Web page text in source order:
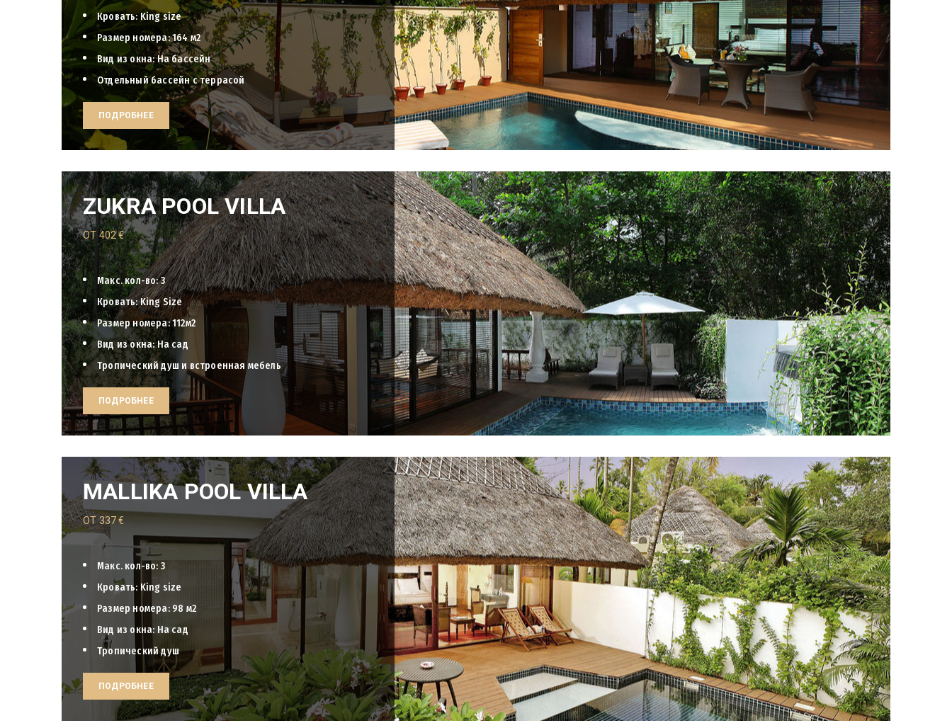
Кровать: King size
Размер номера: 164 м2
Вид из окна: На бассейн
Отдельный бассейн с террасой
ПОДРОБНЕЕ
ZUKRA POOL VILLA
ОТ 402€
Макс. кол-во: 3
Кровать: King Size
Размер номера: 112м2
Вид из окна: На сад
Тропический душ и встроенная мебель
ПОДРОБНЕЕ
МALLIKA POOL VILLA
ОТ337€
Макс. кол-во: 3
Кровать: King size
Размер номера: 98 м2
Вид из окна: На сад
Тропический душ
ПОДРОБНЕЕ